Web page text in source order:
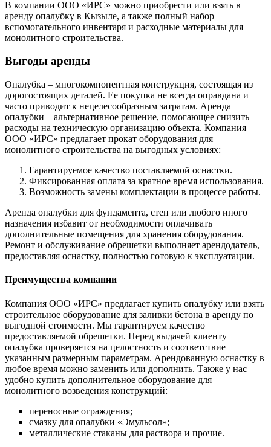
В компании ООО «ИРС» можно приобрести или взять в
аренду опалубку в Кызыле, а также полный набор
вспомогательного инвентаря и расходные материалы для
монолитного строительства.
Выгоды аренды
Опалубка – многокомпонентная конструкция, состоящая из
дорогостоящих деталей. Ее покупка не всегда оправдана и
часто приводит к нецелесообразным затратам. Аренда
опалубки – альтернативное решение, помогающее снизить
расходы на техническую организацию объекта. Компания
ООО «ИРС» предлагает прокат оборудования для
монолитного строительства на выгодных условиях:
Гарантируемое качество поставляемой оснастки.
Фиксированная оплата за кратное время использования.
Возможность замены комплектации в процессе работы.
Аренда опалубки для фундамента, стен или любого иного
назначения избавит от необходимости оплачивать
дополнительные помещения для хранения оборудования.
Ремонт и обслуживание обрешетки выполняет арендодатель,
предоставляя оснастку, полностью готовую к эксплуатации.
Преимущества компании
Компания ООО «ИРС» предлагает купить опалубку или взять
строительное оборудование для заливки бетона в аренду по
выгодной стоимости. Мы гарантируем качество
предоставляемой обрешетки. Перед выдачей клиенту
опалубка проверяется на целостность и соответствие
указанным размерным параметрам. Арендованную оснастку в
любое время можно заменить или дополнить. Также у нас
удобно купить дополнительное оборудование для
монолитного возведения конструкций:
переносные ограждения;
смазку для опалубки «Эмульсол»;
металлические стаканы для раствора и прочие.